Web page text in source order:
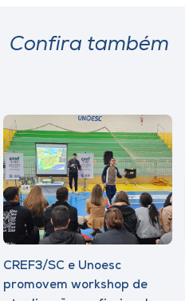
Confira também
CREF3/SC e Unoesc
promovem workshop de